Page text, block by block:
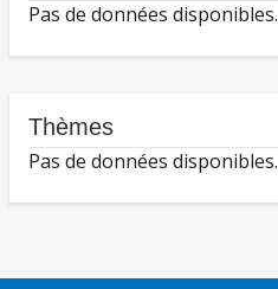
Pas de données disponibles.
Thèmes
Pas de données disponibles.